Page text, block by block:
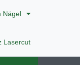
Nägel
Lasercut